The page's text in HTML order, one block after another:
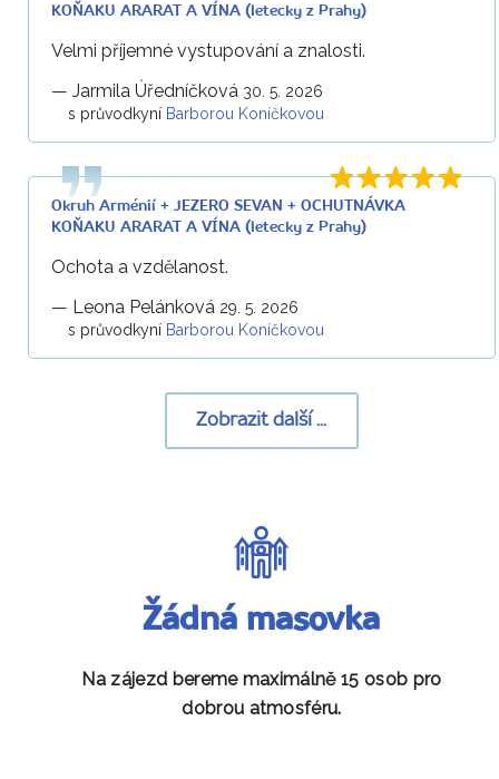
KOŇAKU ARARAT A VÍNA (letecky z Prahy)
Velmi příjemné vystupování a znalosti.
— Jarmila Úředníčková 30. 5. 2026
s průvodkyní Barborou Koníčkovou
Okruh Arménií + JEZERO SEVAN + OCHUTNÁVKA
KOŇAKU ARARAT A VÍNA (letecky z Prahy)
Ochota a vzdělanost.
— Leona Pelánková 29. 5. 2026
s průvodkyní Barborou Koníčkovou
Zobrazit další ...
Žádná masovka
Na zájezd bereme maximálně 15 osob pro
dobrou atmosféru.